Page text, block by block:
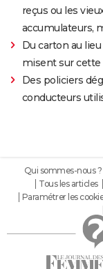
reçus ou les
accumulateurs,
Du carton au
misent sur
Des policiers
conducteurs
Qui sommes-nous ?
Tous les articles
Paramétrer les